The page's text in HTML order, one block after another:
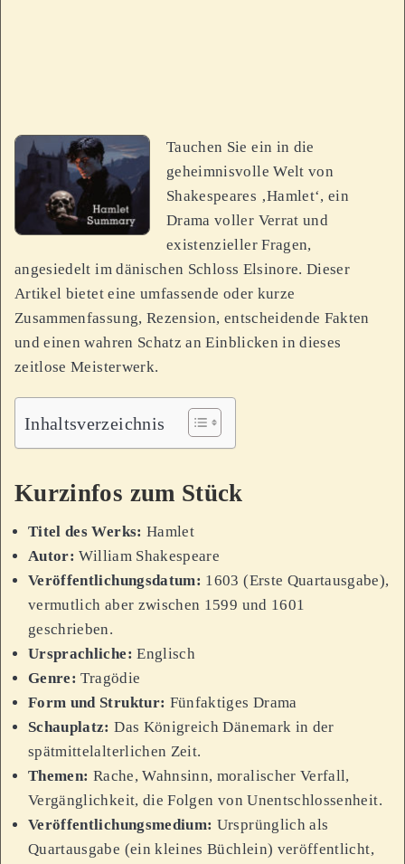
Tauchen Sie ein in die
geheimnisvolle Welt von
Shakespeares ‚Hamlet‘, ein
Drama voller Verrat und
existenzieller Fragen,
angesiedelt im dänischen Schloss Elsinore. Dieser
Artikel bietet eine umfassende oder kurze
Zusammenfassung, Rezension, entscheidende Fakten
und einen wahren Schatz an Einblicken in dieses
zeitlose Meisterwerk.
Inhaltsverzeichnis
Kurzinfos zum Stück
Titel des Werks: Hamlet
Autor: William Shakespeare
Veröffentlichungsdatum: 1603 (Erste Quartausgabe),
vermutlich aber zwischen 1599 und 1601
geschrieben.
Ursprachliche: Englisch
Genre: Tragödie
Form und Struktur: Fünfaktiges Drama
Schauplatz: Das Königreich Dänemark in der
spätmittelalterlichen Zeit.
Themen: Rache, Wahnsinn, moralischer Verfall,
Vergänglichkeit, die Folgen von Unentschlossenheit.
Veröffentlichungsmedium: Ursprünglich als
Quartausgabe (ein kleines Büchlein) veröffentlicht,